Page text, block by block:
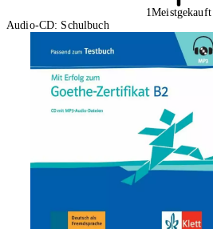
1Meistgekauft
Audio-CD: Schulbuch